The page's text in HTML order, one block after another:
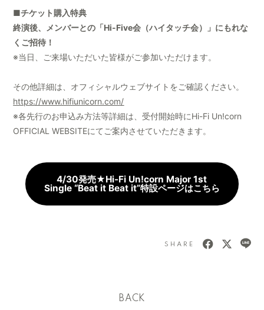
■チケット購入特典
終演後、メンバーとの「Hi-Five会（ハイタッチ会）」にもれな
くご招待！
※当日、ご来場いただいた皆様がご参加いただけます。
その他詳細は、オフィシャルウェブサイトをご確認ください。
https://www.hifiunicorn.com/
※各先行のお申込み方法等詳細は、受付開始時にHi-Fi Un!corn
OFFICIAL WEBSITEにてご案内させていただきます。
4/30発売★Hi-Fi Un!corn Major 1st
Single “Beat it Beat it”特設ページはこちら
SHARE
BACK